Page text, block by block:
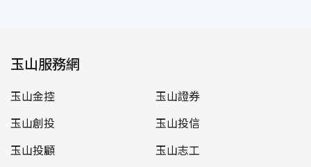
玉山服務網
玉山金控
玉山證券
玉山創投
玉山投信
玉山投顧
玉山志工